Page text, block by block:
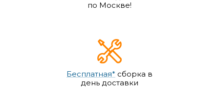
по Москве!
Бесплатная* сборка в
день доставки